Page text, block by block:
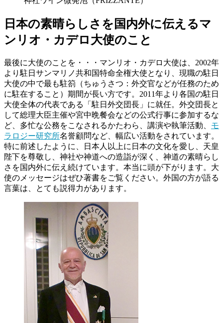
日本の素晴らしさを国内外に伝えるマ
ンリオ・カデロ大使のこと
最後に大使のことを・・・マンリオ・カデロ大使は、2002年
より駐日サンマリノ共和国特命全権大使となり、現職の駐日
大使の中で最も駐箚（ちゅうさつ：外交官などが任務のため
に駐在すること）期間が長い方です。2011年より各国の駐日
大使全体の代表である「駐日外交団長」に就任。外交団長と
して総理大臣主催や宮中晩餐会などの公式行事に参加するな
ど、多忙な公務をこなされるかたわら、講演や執筆活動、 モ
ラロジー研究所名誉顧問など、幅広い活動をされています。
特に前述したように、日本人以上に日本の文化を愛し、天皇
陛下を尊敬し、神社や神道への造詣が深く、神道の素晴らし
さを国内外に伝え続けています。本当に頭が下がります。大
使のメッセージはぜひ著書をご覧ください。外国の方が語る
言葉は、とても説得力があります。